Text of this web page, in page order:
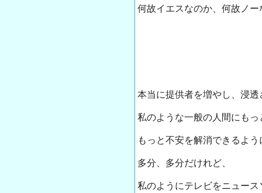
何故イエスなのか、何故ノー
本当に提供者を増やし、浸
私のような一般の人間にも
もっと不安を解消できるよ
多分、多分だけれど、
私のようにテレビをニュー